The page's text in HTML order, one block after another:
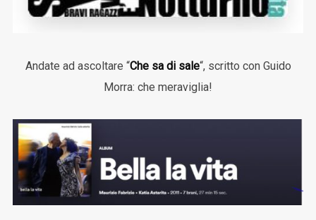
Andate ad ascoltare “Che sa di sale“, scritto con Guido
Morra: che meraviglia!